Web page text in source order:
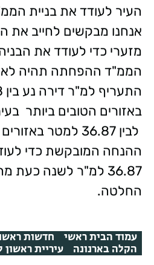
העיר לעודד את בניית
אנחנו מבקשים לחייב את
מזערי כדי לעודד את
הממ"ד ההפחתה תהיה
באזורים הטובים ביותר
לבין 36.87 למטר
ההנחה המובקשת כדי
36.87 למ"ר לשנה כעת
החלטה.
עמוד הבית ראשי חדשות
הקלה בארנונה עיריית ראשון